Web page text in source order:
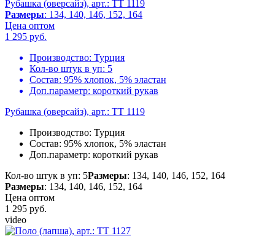
Рубашка (оверсайз), арт.: TT 1119
Размеры: 134, 140, 146, 152, 164
Цена оптом
1 295 руб.
Производство: Турция
Кол-во штук в уп: 5
Состав: 95% хлопок, 5% эластан
Доп.параметр: короткий рукав
Рубашка (оверсайз), арт.: TT 1119
Производство: Турция
Состав: 95% хлопок, 5% эластан
Доп.параметр: короткий рукав
Кол-во штук в уп: 5Размеры: 134, 140, 146, 152, 164
Размеры: 134, 140, 146, 152, 164
Цена оптом
1 295 руб.
video